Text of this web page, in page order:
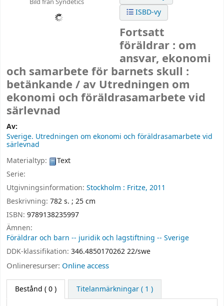
ISBD-vy
Fortsatt
föräldrar : om
ansvar, ekonomi
och samarbete för barnets skull :
betänkande / av Utredningen om
ekonomi och föräldrasamarbete vid
särlevnad
Av:
Sverige. Utredningen om ekonomi och föräldrasamarbete vid
särlevnad
Materialtyp:
Text
Serie:
Utgivningsinformation: Stockholm : Fritze, 2011
Beskrivning: 782 s. ; 25 cm
ISBN: 9789138235997
Ämnen:
Föräldrar och barn -- juridik och lagstiftning -- Sverige
DDK-klassifikation: 346.4850170262 22/swe
Onlineresurser: Online access
Bestånd ( 0 ) Titelanmärkningar ( 1 )